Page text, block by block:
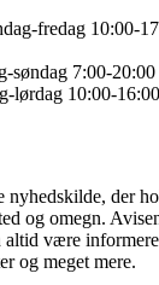
fredag 10:00-
søndag 7:00-20:00
lørdag 10:00-16:00
nyhedskilde, der
og omegn.
altid være
og meget mere.